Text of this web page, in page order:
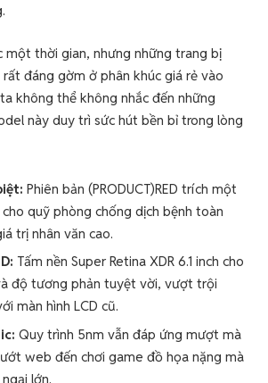
một thời gian, nhưng những trang bị
rất đáng gờm ở phân khúc giá rẻ vào
không thể không nhắc đến những
này duy trì sức hút bền bỉ trong lòng
Phiên bản (PRODUCT)RED trích một
quỹ phòng chống dịch bệnh toàn
trị nhân văn cao.
Tấm nền Super Retina XDR 6.1 inch cho
độ tương phản tuyệt vời, vượt trội
màn hình LCD cũ.
Quy trình 5nm vẫn đáp ứng mượt mà
web đến chơi game đồ họa nặng mà
lớn.